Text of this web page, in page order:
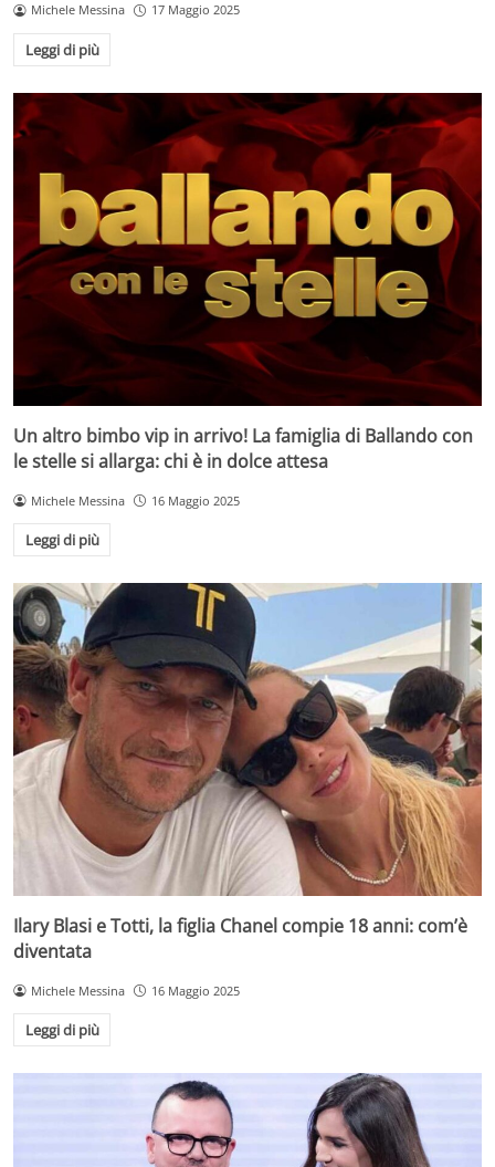
Michele Messina 17 Maggio 2025
Leggi di più
Un altro bimbo vip in arrivo! La famiglia di Ballando con
le stelle si allarga: chi è in dolce attesa
Michele Messina 16 Maggio 2025
Leggi di più
Ilary Blasi e Totti, la figlia Chanel compie 18 anni: com’è
diventata
Michele Messina 16 Maggio 2025
Leggi di più